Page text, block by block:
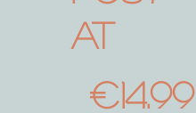
AT
€14.99